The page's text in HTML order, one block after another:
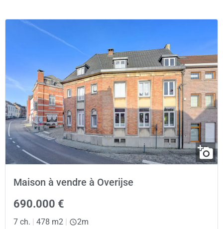
Maison à vendre à Overijse
690.000 €
7 ch. | 478 m2 | 2m